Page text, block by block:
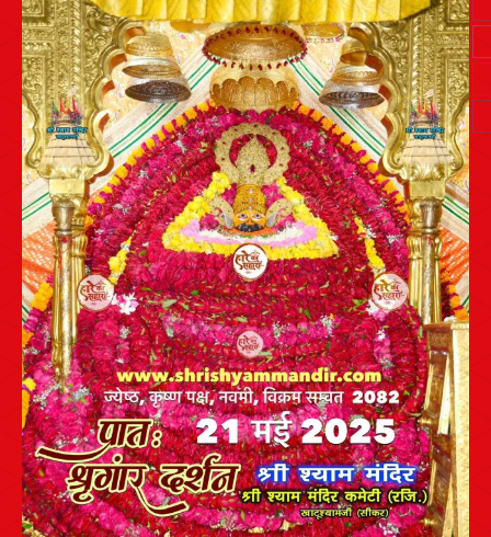
Post
navigation